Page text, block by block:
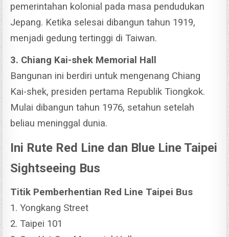
pemerintahan kolonial pada masa pendudukan
Jepang. Ketika selesai dibangun tahun 1919,
menjadi gedung tertinggi di Taiwan.
3. Chiang Kai-shek Memorial Hall
Bangunan ini berdiri untuk mengenang Chiang
Kai-shek, presiden pertama Republik Tiongkok.
Mulai dibangun tahun 1976, setahun setelah
beliau meninggal dunia.
Ini Rute Red Line dan Blue Line Taipei
Sightseeing Bus
Titik Pemberhentian Red Line Taipei Bus
1. Yongkang Street
2. Taipei 101